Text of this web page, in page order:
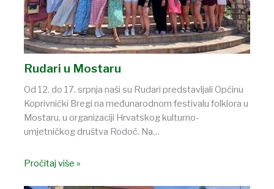
Rudari u Mostaru
Od 12. do 17. srpnja naši su Rudari predstavljali Općinu
Koprivnički Bregi na međunarodnom festivalu folklora u
Mostaru, u organizaciji Hrvatskog kulturno-
umjetničkog društva Rodoč. Na…
Pročitaj više »